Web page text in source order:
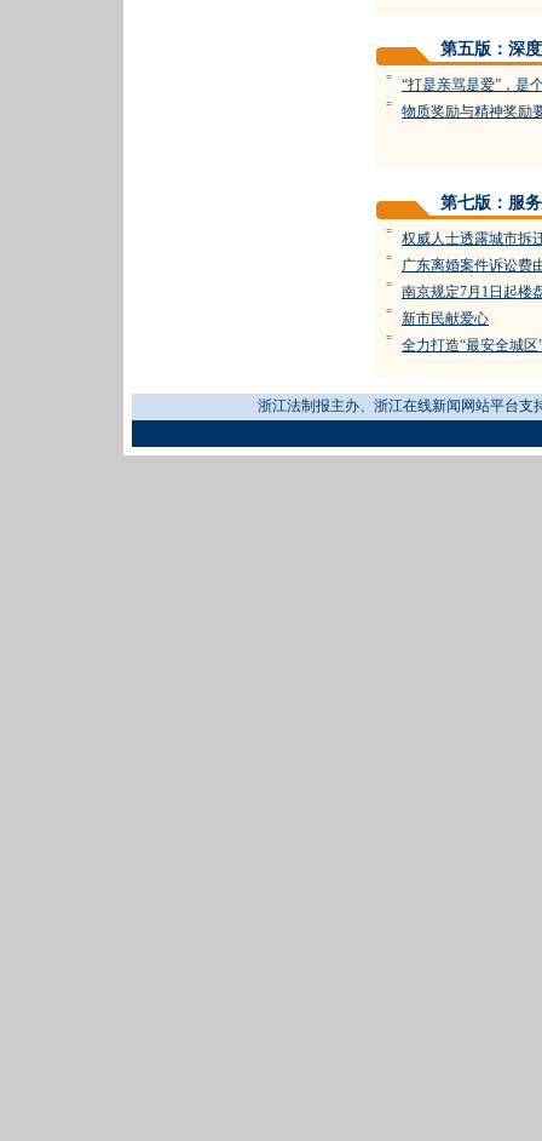
第五版：深度
= “打是亲骂是爱”，是
= 物质奖励与精神奖励
第七版：服务
= 权威人士透露城市拆
= 广东离婚案件诉讼费
= 南京规定7月1日起楼
= 新市民献爱心
= 全力打造“最安全城区
浙江法制报主办、浙江在线新闻网站平台